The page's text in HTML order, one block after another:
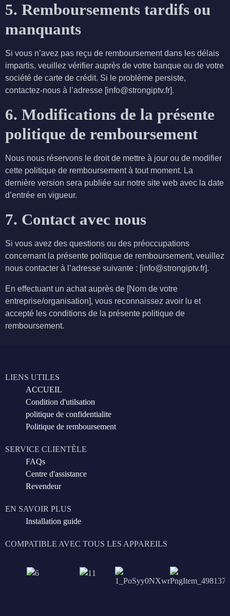
5. Remboursements tardifs ou
manquants
Si vous n’avez pas reçu de remboursement dans les délais
impartis, veuillez vérifier auprès de votre banque ou de votre
société de carte de crédit. Si le problème persiste,
contactez-nous à l’adresse [info@strongiptv.fr].
6. Modifications de la présente
politique de remboursement
Nous nous réservons le droit de mettre à jour ou de modifier
cette politique de remboursement à tout moment. La
dernière version sera publiée sur notre site web avec la date
d’entrée en vigueur.
7. Contact avec nous
Si vous avez des questions ou des préoccupations
concernant la présente politique de remboursement, veuillez
nous contacter à l’adresse suivante : [info@strongiptv.fr].
En effectuant un achat auprès de [Nom de votre
entreprise/organisation], vous reconnaissez avoir lu et
accepté les conditions de la présente politique de
remboursement.
LIENS UTILES
ACCUEIL
Condition d'utilsation
politique de confidentialite
Politique de remboursement
SERVICE CLIENTÈLE
FAQs
Centre d'assistance
Revendeur
EN SAVOIR PLUS
Installation guide
COMPATIBLE AVEC TOUS LES APPAREILS